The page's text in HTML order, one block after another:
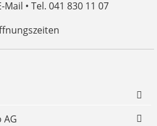
Mail • Tel. 041 830 11 07